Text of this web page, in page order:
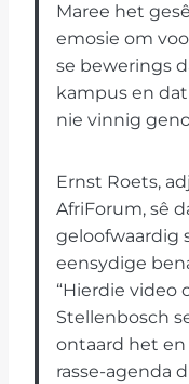
Maree het
emosie om
se bewerings
kampus en
nie vinnig
Ernst Roets,
AfriForum, sê
geloofwaardig
eensydige
“Hierdie video
Stellenbosch
ontaard het en
rasse-agenda